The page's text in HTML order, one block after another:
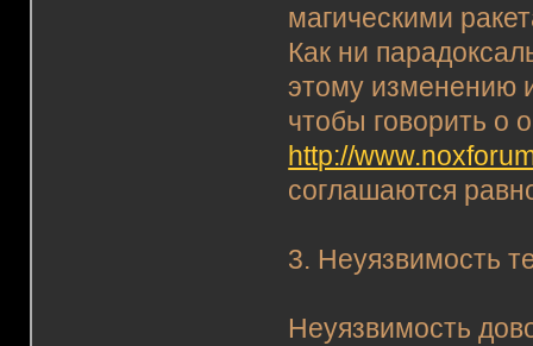
магическими
Как ни
этому изменению
чтобы говорить о
http://
соглашаются
3. Неуязвимость
Неуязвимость